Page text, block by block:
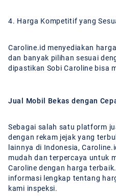
4. Harga Kompetitif yang
Caroline.id menyediakan
dan banyak pilihan sesuai
dipastikan Sobi Caroline bisa
Jual Mobil Bekas dengan
Sebagai salah satu platform
dengan rekam jejak yang
lainnya di Indonesia,
mudah dan terpercaya untuk
Caroline dengan harga
informasi lengkap tentang
kami inspeksi.